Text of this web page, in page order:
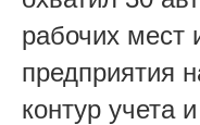
рабочих мест
предприятия
контур учета